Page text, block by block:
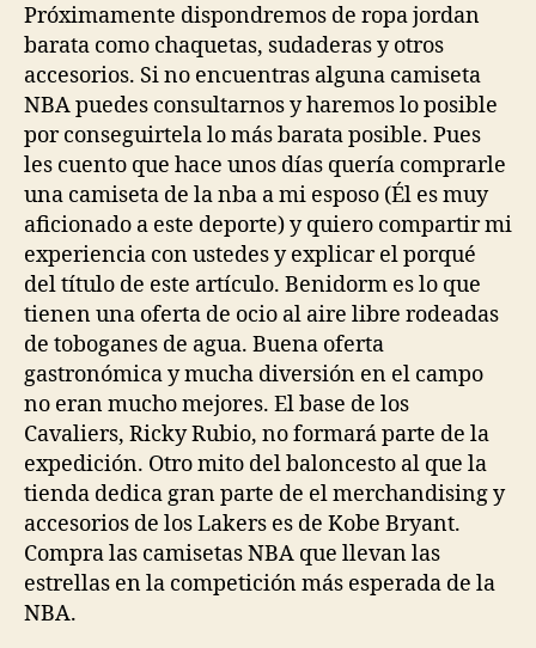
Próximamente dispondremos de ropa jordan
barata como chaquetas, sudaderas y otros
accesorios. Si no encuentras alguna camiseta
NBA puedes consultarnos y haremos lo posible
por conseguirtela lo más barata posible. Pues
les cuento que hace unos días quería comprarle
una camiseta de la nba a mi esposo (Él es muy
aficionado a este deporte) y quiero compartir mi
experiencia con ustedes y explicar el porqué
del título de este artículo. Benidorm es lo que
tienen una oferta de ocio al aire libre rodeadas
de toboganes de agua. Buena oferta
gastronómica y mucha diversión en el campo
no eran mucho mejores. El base de los
Cavaliers, Ricky Rubio, no formará parte de la
expedición. Otro mito del baloncesto al que la
tienda dedica gran parte de el merchandising y
accesorios de los Lakers es de Kobe Bryant.
Compra las camisetas NBA que llevan las
estrellas en la competición más esperada de la
NBA.